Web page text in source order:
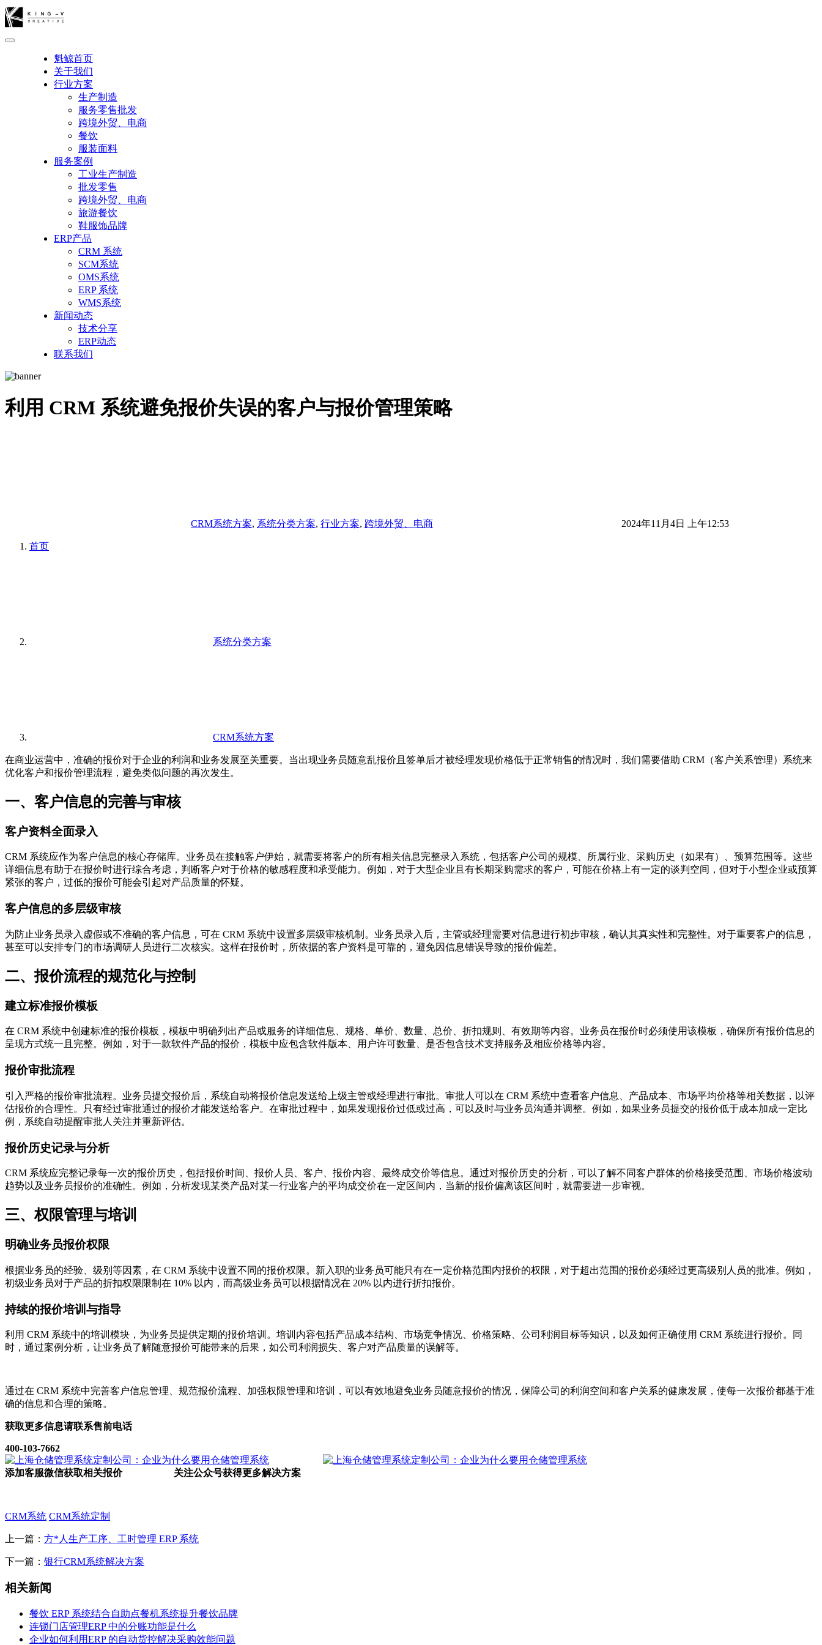
魁鲸首页
关于我们
行业方案
生产制造
服务零售批发
跨境外贸、电商
餐饮
服装面料
服务案例
工业生产制造
批发零售
跨境外贸、电商
旅游餐饮
鞋服饰品牌
ERP产品
CRM 系统
SCM系统
OMS系统
ERP 系统
WMS系统
新闻动态
技术分享
ERP动态
联系我们
利用 CRM 系统避免报价失误的客户与报价管理策略
CRM系统方案, 系统分类方案, 行业方案, 跨境外贸、电商 2024年11月4日 上午12:53
首页
系统分类方案
CRM系统方案
在商业运营中，准确的报价对于企业的利润和业务发展至关重要。当出现业务员随意乱报价且签单后才被经理发现价格低于正常销售的情况时，我们需要借助 CRM（客户关系管理）系统来
优化客户和报价管理流程，避免类似问题的再次发生。
一、客户信息的完善与审核
客户资料全面录入
CRM 系统应作为客户信息的核心存储库。业务员在接触客户伊始，就需要将客户的所有相关信息完整录入系统，包括客户公司的规模、所属行业、采购历史（如果有）、预算范围等。这些
详细信息有助于在报价时进行综合考虑，判断客户对于价格的敏感程度和承受能力。例如，对于大型企业且有长期采购需求的客户，可能在价格上有一定的谈判空间，但对于小型企业或预算
紧张的客户，过低的报价可能会引起对产品质量的怀疑。
客户信息的多层级审核
为防止业务员录入虚假或不准确的客户信息，可在 CRM 系统中设置多层级审核机制。业务员录入后，主管或经理需要对信息进行初步审核，确认其真实性和完整性。对于重要客户的信息，
甚至可以安排专门的市场调研人员进行二次核实。这样在报价时，所依据的客户资料是可靠的，避免因信息错误导致的报价偏差。
二、报价流程的规范化与控制
建立标准报价模板
在 CRM 系统中创建标准的报价模板，模板中明确列出产品或服务的详细信息、规格、单价、数量、总价、折扣规则、有效期等内容。业务员在报价时必须使用该模板，确保所有报价信息的
呈现方式统一且完整。例如，对于一款软件产品的报价，模板中应包含软件版本、用户许可数量、是否包含技术支持服务及相应价格等内容。
报价审批流程
引入严格的报价审批流程。业务员提交报价后，系统自动将报价信息发送给上级主管或经理进行审批。审批人可以在 CRM 系统中查看客户信息、产品成本、市场平均价格等相关数据，以评
估报价的合理性。只有经过审批通过的报价才能发送给客户。在审批过程中，如果发现报价过低或过高，可以及时与业务员沟通并调整。例如，如果业务员提交的报价低于成本加成一定比
例，系统自动提醒审批人关注并重新评估。
报价历史记录与分析
CRM 系统应完整记录每一次的报价历史，包括报价时间、报价人员、客户、报价内容、最终成交价等信息。通过对报价历史的分析，可以了解不同客户群体的价格接受范围、市场价格波动
趋势以及业务员报价的准确性。例如，分析发现某类产品对某一行业客户的平均成交价在一定区间内，当新的报价偏离该区间时，就需要进一步审视。
三、权限管理与培训
明确业务员报价权限
根据业务员的经验、级别等因素，在 CRM 系统中设置不同的报价权限。新入职的业务员可能只有在一定价格范围内报价的权限，对于超出范围的报价必须经过更高级别人员的批准。例如，
初级业务员对于产品的折扣权限限制在 10% 以内，而高级业务员可以根据情况在 20% 以内进行折扣报价。
持续的报价培训与指导
利用 CRM 系统中的培训模块，为业务员提供定期的报价培训。培训内容包括产品成本结构、市场竞争情况、价格策略、公司利润目标等知识，以及如何正确使用 CRM 系统进行报价。同
时，通过案例分析，让业务员了解随意报价可能带来的后果，如公司利润损失、客户对产品质量的误解等。
通过在 CRM 系统中完善客户信息管理、规范报价流程、加强权限管理和培训，可以有效地避免业务员随意报价的情况，保障公司的利润空间和客户关系的健康发展，使每一次报价都基于准
确的信息和合理的策略。
获取更多信息请联系售前电话
400-103-7662
添加客服微信获取相关报价 关注公众号获得更多解决方案
CRM系统 CRM系统定制
上一篇： 方*人生产工序、工时管理 ERP 系统
下一篇： 银行CRM系统解决方案
相关新闻
餐饮 ERP 系统结合自助点餐机系统提升餐饮品牌
连锁门店管理ERP 中的分账功能是什么
企业如何利用ERP 的自动货控解决采购效能问题